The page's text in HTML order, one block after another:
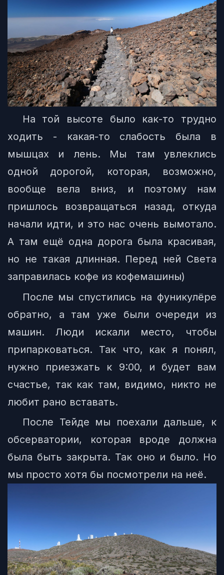
На той высоте было как-то трудно
ходить - какая-то слабость была в
мышцах и лень. Мы там увлеклись
одной дорогой, которая, возможно,
вообще вела вниз, и поэтому нам
пришлось возвращаться назад, откуда
начали идти, и это нас очень вымотало.
А там ещё одна дорога была красивая,
но не такая длинная. Перед ней Света
заправилась кофе из кофемашины)
После мы спустились на фуникулёре
обратно, а там уже были очереди из
машин. Люди искали место, чтобы
припарковаться. Так что, как я понял,
нужно приезжать к 9:00, и будет вам
счастье, так как там, видимо, никто не
любит рано вставать.
После Тейде мы поехали дальше, к
обсерватории, которая вроде должна
была быть закрыта. Так оно и было. Но
мы просто хотя бы посмотрели на неё.